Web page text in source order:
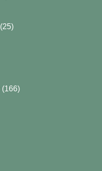
(25)
(166)